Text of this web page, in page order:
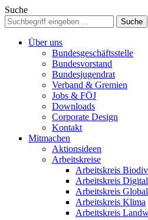
Suche
Über uns
Bundesgeschäftsstelle
Bundesvorstand
Bundesjugendrat
Verband & Gremien
Jobs & FÖJ
Downloads
Corporate Design
Kontakt
Mitmachen
Aktionsideen
Arbeitskreise
Arbeitskreis
Arbeitskreis
Arbeitskreis
Arbeitskreis Klima
Arbeitskreis